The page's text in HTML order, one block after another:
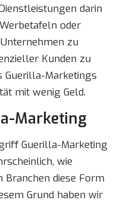
darin
oder
zu
Kunden zu
Guerilla-Marketings
mit wenig Geld.
Marketing
Guerilla-Marketing
wie
Branchen diese Form
Grund haben wir